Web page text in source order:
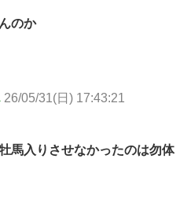
のか
26/05/31(日) 17:43:21
馬入りさせなかったのは勿体